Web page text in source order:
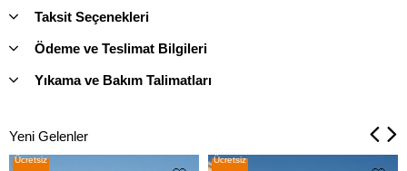
Taksit Seçenekleri
Ödeme ve Teslimat Bilgileri
Yıkama ve Bakım Talimatları
Yeni Gelenler
Ücretsiz
Ücretsiz